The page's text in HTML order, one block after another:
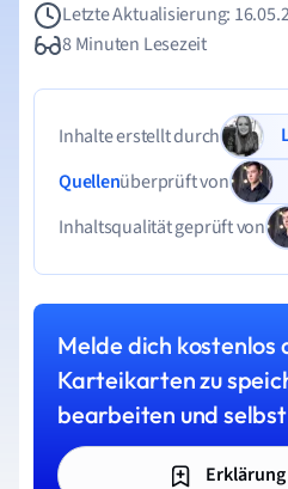
Letzte Aktualisierung:
8 Minuten Lesezeit
Inhalte erstellt durch
Quellenüberprüft von
Inhaltsqualität geprüft von
Melde dich kostenlos
Karteikarten zu
bearbeiten und